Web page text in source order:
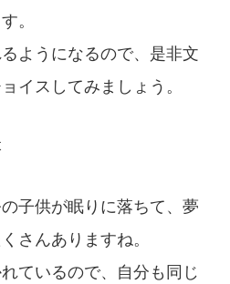
。
ようになるので、是非文
イスしてみましょう。
子供が眠りに落ちて、夢
さんありますね。
ているので、自分も同じ